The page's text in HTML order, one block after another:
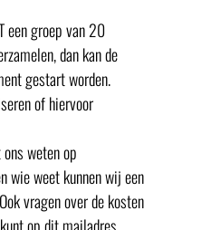
een groep van 20
dan kan de
gestart worden.
of hiervoor
weten op
wie weet kunnen wij een
vragen over de kosten